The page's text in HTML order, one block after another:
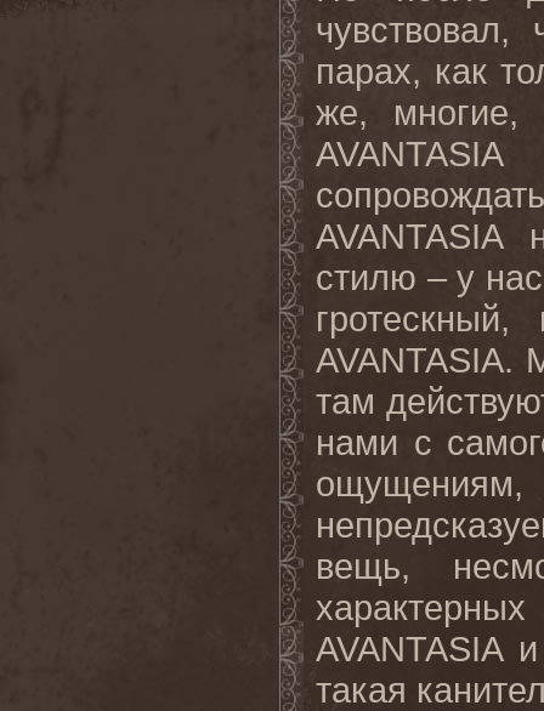
парах, как
же, многие,
AVANTASIA
стилю – у
AVANTASIA.
там
нами с
ощущениям,
вещь,
AVANTASIA
такая